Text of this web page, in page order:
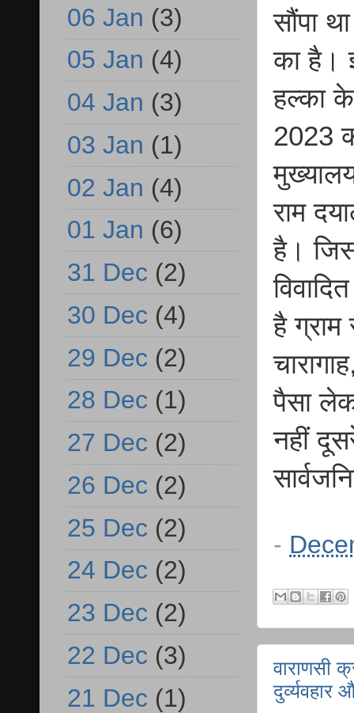
सौंपा
का है।
हल्का के
2023
राम
है।
है ग्राम
पैसा
नहीं
-
वाराणसी
06 Jan (3)
05 Jan (4)
04 Jan (3)
03 Jan (1)
02 Jan (4)
01 Jan (6)
31 Dec (2)
30 Dec (4)
29 Dec (2)
28 Dec (1)
27 Dec (2)
26 Dec (2)
25 Dec (2)
24 Dec (2)
23 Dec (2)
22 Dec (3)
21 Dec (1)